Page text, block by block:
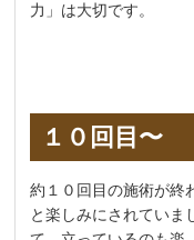
力」は大切です。
１０回目〜
約１０回目の施術が終
と楽しみにされていま